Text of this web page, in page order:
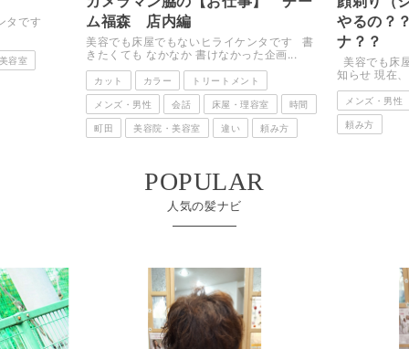
タです
容室
ム福森 店内編
美容でも床屋でもないヒライケンタです 書
きたくても なかなか 書けなかった企画...
カット カラー トリートメント
メンズ・男性 会話 床屋・理容室 時間
町田 美容院・美容室 違い 頼み方
やるの？
ナ？？
美容でも床
知らせ 現在
メンズ・男性
頼み方
POPULAR
人気の髪ナビ